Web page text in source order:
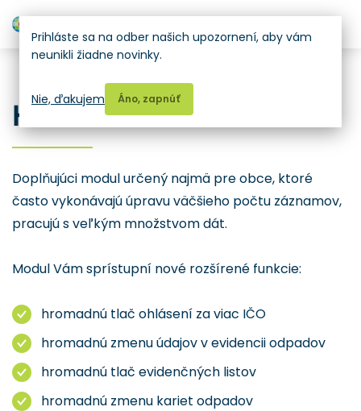
HROMADNÉ OPERÁCIE
Doplňujúci modul určený najmä pre obce, ktoré
často vykonávajú úpravu väčšieho počtu záznamov,
pracujú s veľkým množstvom dát.
Modul Vám sprístupní nové rozšírené funkcie:
hromadnú tlač ohlásení za viac IČO
hromadnú zmenu údajov v evidencii odpadov
hromadnú tlač evidenčných listov
hromadnú zmenu kariet odpadov
Prihláste sa na odber našich upozornení, aby vám
neunikli žiadne novinky.
Áno, zapnúť
Nie, ďakujem